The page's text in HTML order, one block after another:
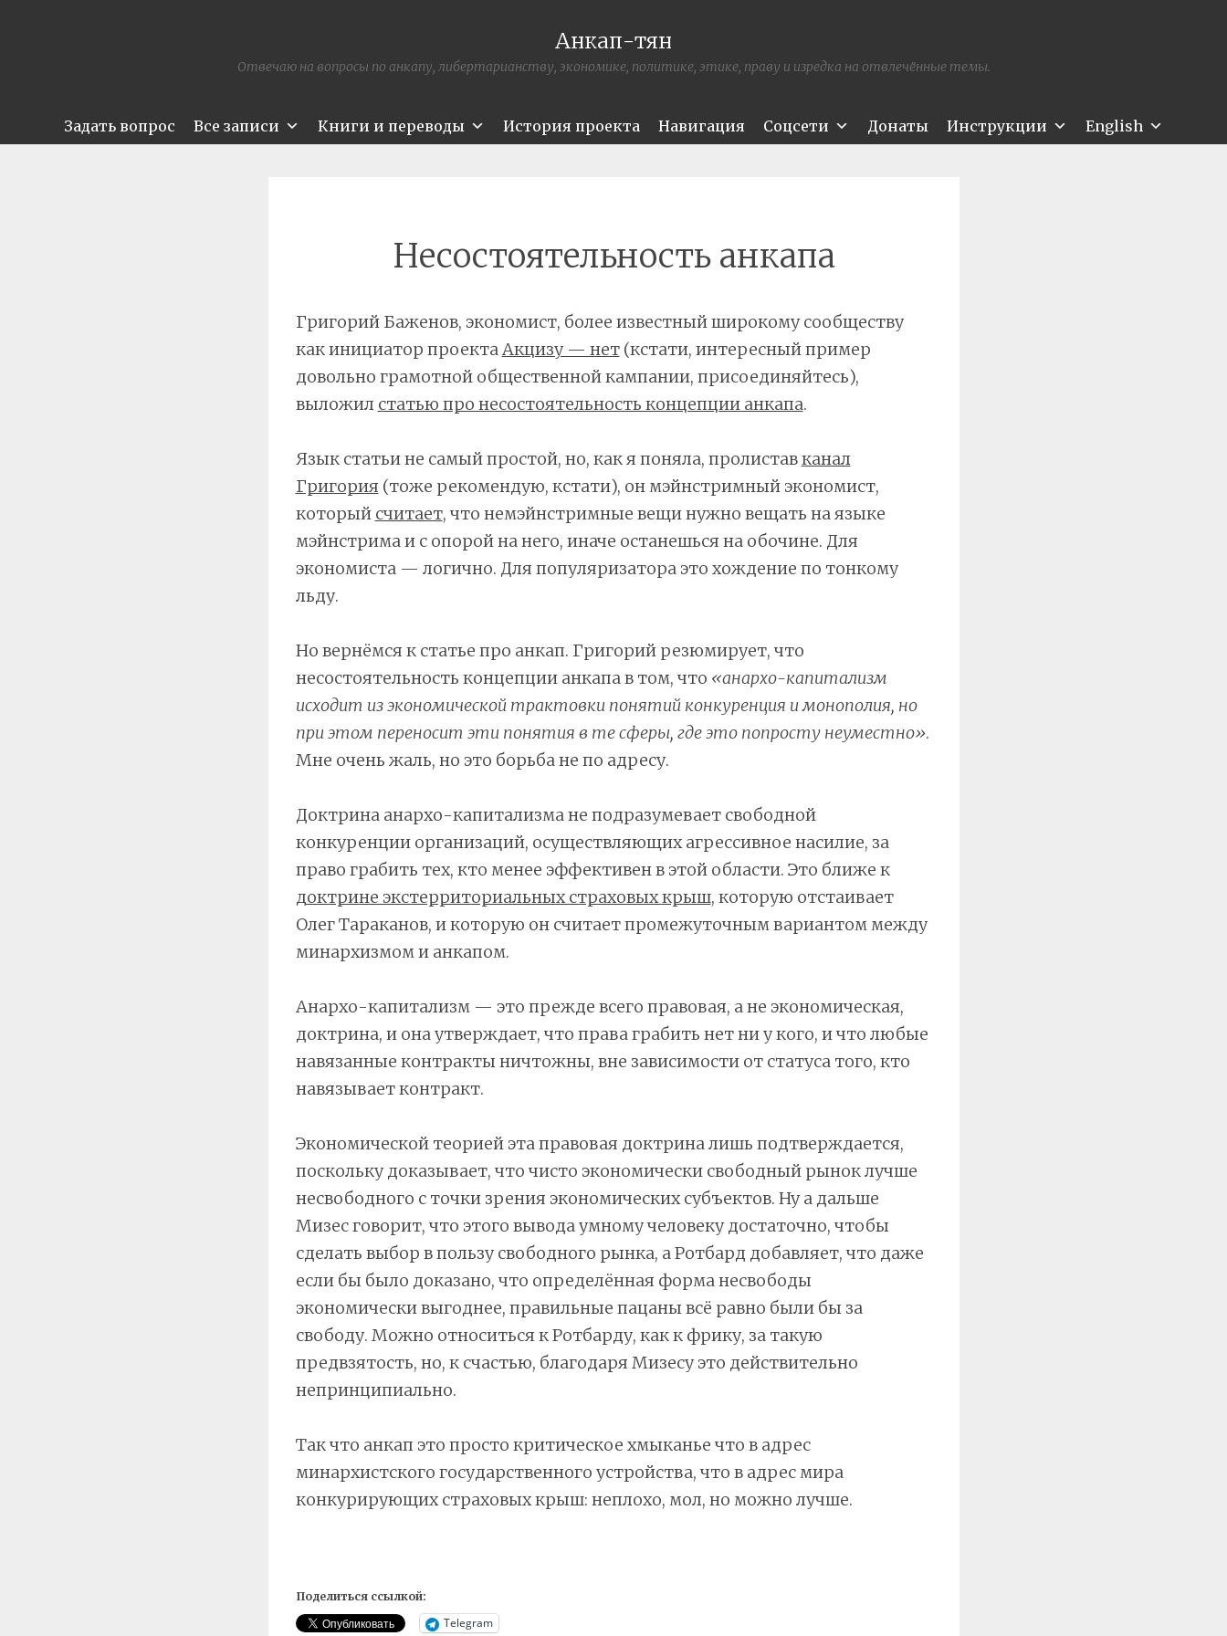
Анкап-тян
Отвечаю на вопросы по анкапу, либертарианству, экономике, политике, этике, праву и изредка на отвлечённые темы.
Задать вопрос Все записи Книги и переводы История проекта Навигация Соцсети Донаты Инструкции English
Несостоятельность анкапа
Григорий Баженов, экономист, более известный широкому сообществу
как инициатор проектаАкцизу — нет(кстати, интересный пример
довольно грамотной общественной кампании, присоединяйтесь),
выложил статью про несостоятельность концепции анкапа.
Язык статьи не самый простой, но, как я поняла, пролиставканал
Григория (тоже рекомендую, кстати), он мэйнстримный экономист,
который считает, что немэйнстримные вещи нужно вещать на языке
мэйнстрима и с опорой на него, иначе останешься на обочине. Для
экономиста — логично. Для популяризатора это хождение по тонкому
льду.
Но вернёмся к статье про анкап. Григорий резюмирует, что
несостоятельность концепции анкапа в том, что «анархо-капитализм
исходит из экономической трактовки понятий конкуренция и монополия, но
при этом переносит эти понятия в те сферы, где это попросту неуместно».
Мне очень жаль, но это борьба не по адресу.
Доктрина анархо-капитализма не подразумевает свободной
конкуренции организаций, осуществляющих агрессивное насилие, за
право грабить тех, кто менее эффективен в этой области. Это ближе к
доктрине экстерриториальных страховых крыш, которую отстаивает
Олег Тараканов, и которую он считает промежуточным вариантом между
минархизмом и анкапом.
Анархо-капитализм — это прежде всего правовая, а не экономическая,
доктрина, и она утверждает, что права грабить нет ни у кого, и что любые
навязанные контракты ничтожны, вне зависимости от статуса того, кто
навязывает контракт.
Экономической теорией эта правовая доктрина лишь подтверждается,
поскольку доказывает, что чисто экономически свободный рынок лучше
несвободного с точки зрения экономических субъектов. Ну а дальше
Мизес говорит, что этого вывода умному человеку достаточно, чтобы
сделать выбор в пользу свободного рынка, а Ротбард добавляет, что даже
если бы было доказано, что определённая форма несвободы
экономически выгоднее, правильные пацаны всё равно были бы за
свободу. Можно относиться к Ротбарду, как к фрику, за такую
предвзятость, но, к счастью, благодаря Мизесу это действительно
непринципиально.
Так что анкап это просто критическое хмыканье что в адрес
минархистского государственного устройства, что в адрес мира
конкурирующих страховых крыш: неплохо, мол, но можно лучше.
Поделиться ссылкой:
Telegram